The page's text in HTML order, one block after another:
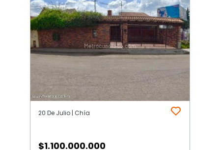
20 De Julio | Chía
$1.100.000.000